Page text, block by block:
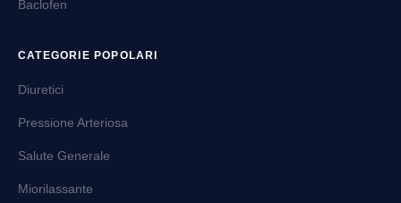
Baclofen
CATEGORIE POPOLARI
Diuretici
Pressione Arteriosa
Salute Generale
Miorilassante